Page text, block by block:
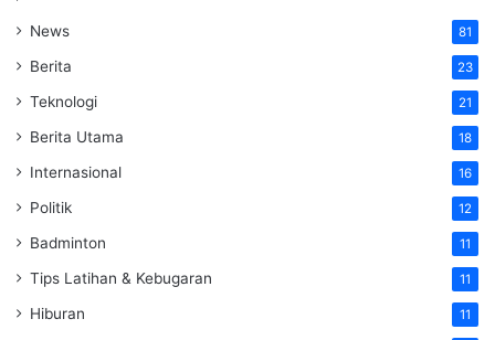
News 81
Berita 23
Teknologi 21
Berita Utama 18
Internasional 16
Politik 12
Badminton 11
Tips Latihan & Kebugaran 11
Hiburan 11